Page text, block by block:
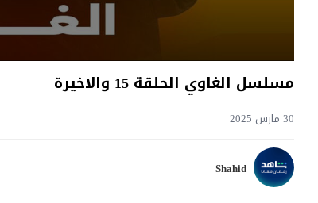
مسلسل الغاوي الحلقة 15 والاخيرة
30 مارس 2025
Shahid